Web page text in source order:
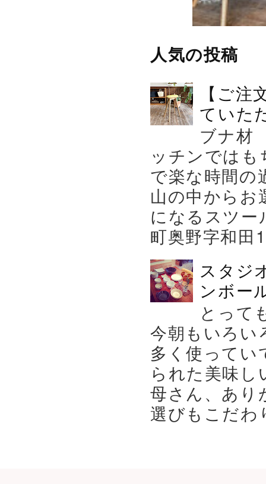
人気の投稿
【ご
ていた
ブナ材
ッチンでは
で楽な時間の
山の中から
になるスツー
町奥野字和
スタジ
ンボー
とって
今朝もいろい
多く使ってい
られた美味
母さん、あり
選びもこだ